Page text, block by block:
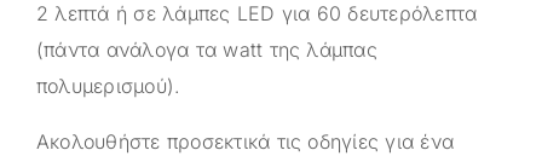
2 λεπτά ή σε λάμπες LED για 60 δευτερόλεπτα
(πάντα ανάλογα τα watt της λάμπας
πολυμερισμού).
Ακολουθήστε προσεκτικά τις οδηγίες για ένα